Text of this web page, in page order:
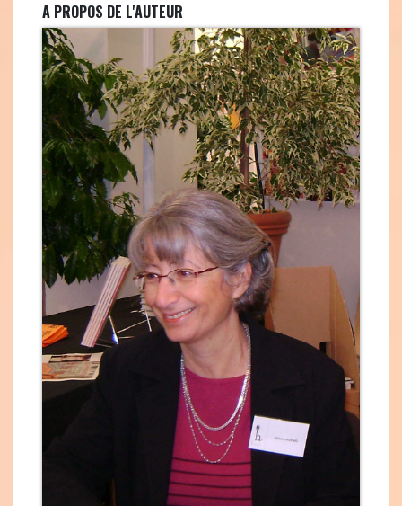
A PROPOS DE L'AUTEUR